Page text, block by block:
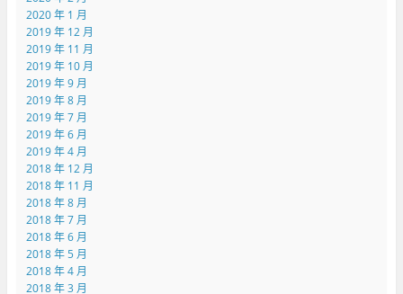
2020 年 1 月
2019 年 12 月
2019 年 11 月
2019 年 10 月
2019 年 9 月
2019 年 8 月
2019 年 7 月
2019 年 6 月
2019 年 4 月
2018 年 12 月
2018 年 11 月
2018 年 8 月
2018 年 7 月
2018 年 6 月
2018 年 5 月
2018 年 4 月
2018 年 3 月